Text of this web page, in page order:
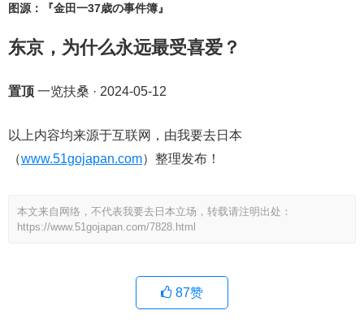
图源：『金田一37歳の事件簿』
东京，为什么永远最受喜爱？
置顶 一览扶桑 · 2024-05-12
以上内容均来源于互联网，由我要去日本
（www.51gojapan.com）整理发布！
本文来自网络，不代表我要去日本立场，转载请注明出处：
https://www.51gojapan.com/7828.html
87赞